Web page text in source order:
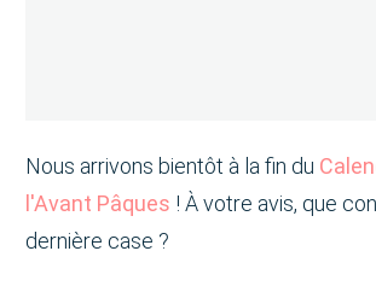
Nous arrivons bientôt à la fin du
l'Avant Pâques ! À votre avis, que
dernière case ?